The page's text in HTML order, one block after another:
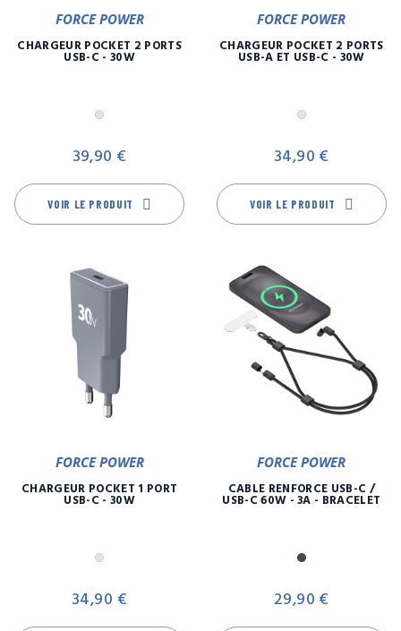
FORCE POWER
CHARGEUR POCKET 2 PORTS
USB-C - 30W
Gris
39,90 €
VOIR LE PRODUIT
FORCE POWER
CHARGEUR POCKET 2 PORTS
USB-A ET USB-C - 30W
Gris
34,90 €
VOIR LE PRODUIT
FORCE POWER
CHARGEUR POCKET 1 PORT
USB-C - 30W
Gris
34,90 €
FORCE POWER
CÂBLE RENFORCÉ USB-C /
USB-C 60W - 3A - BRACELET
Noir
29,90 €